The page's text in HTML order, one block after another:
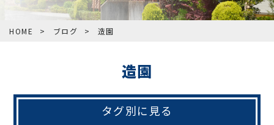
HOME > ブログ > 造園
造園
タグ別に見る